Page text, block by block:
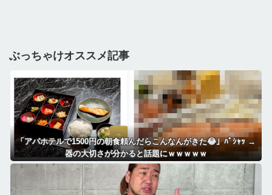
ぶっちゃけオススメ記事
「アパホテルで1500円の朝食頼んだらこんなんがきた😂」ﾊﾟｼｬｯ →
器の大切さが分かると話題にｗｗｗｗｗ